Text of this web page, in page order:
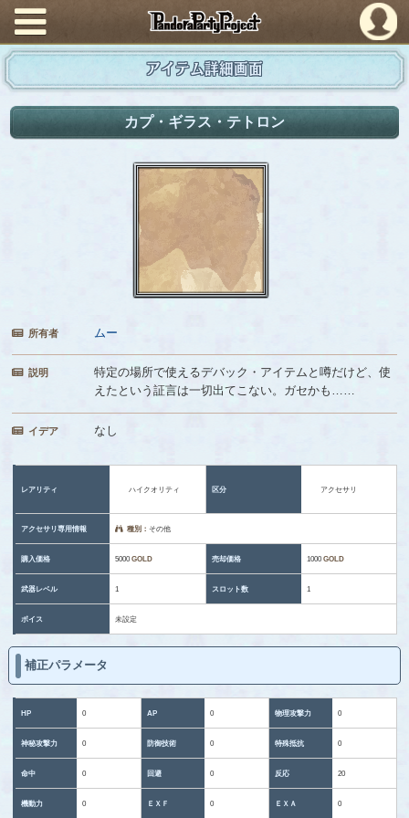
PandoraPartyProject
アイテム詳細画面
カプ・ギラス・テトロン
所有者 ムー
説明
特定の場所で使えるデバック・アイテムと噂だけど、使
えたという証言は一切出てこない。ガセかも……
イデア なし
レアリティ ハイクオリティ 区分 アクセサリ
アクセサリ専用情報 種別：その他
購入価格 5000GOLD 売却価格 1000GOLD
武器レベル 1 スロット数 1
ボイス 未設定
補正パラメータ
HP 0 AP 0 物理攻撃力 0
神秘攻撃力 0 防御技術 0 特殊抵抗 0
命中 0 回避 0 反応 20
機動力 0 ＥＸＦ 0 ＥＸＡ 0